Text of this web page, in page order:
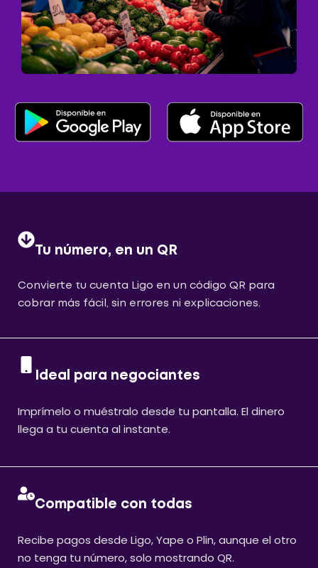
Tu número, en un QR
Convierte tu cuenta Ligo en un código QR para
cobrar más fácil, sin errores ni explicaciones.
Ideal para negociantes
Imprímelo o muéstralo desde tu pantalla. El dinero
llega a tu cuenta al instante.
Compatible con todas
Recibe pagos desde Ligo, Yape o Plin, aunque el otro
no tenga tu número, solo mostrando QR.